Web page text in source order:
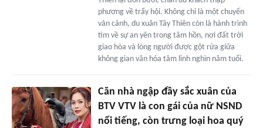
phương về trẩy hội. Không chỉ là một chuyến
vãn cảnh, du xuân Tây Thiên còn là hành trình
tìm về sự an yên trong tâm hồn, nơi đất trời
giao hòa và lòng người được gột rửa giữa
không gian văn hóa tâm linh nghìn năm tuổi.
Căn nhà ngập đầy sắc xuân của
BTV VTV là con gái của nữ NSND
nổi tiếng, còn trưng loại hoa quý